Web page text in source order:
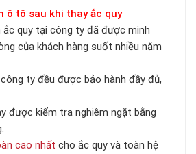
ô tô sau khi thay ắc quy
quy tại công ty đã được minh
của khách hàng suốt nhiều năm
ty đều được bảo hành đầy đủ,
được kiểm tra nghiêm ngặt bằng
cao nhất cho ắc quy và toàn hệ